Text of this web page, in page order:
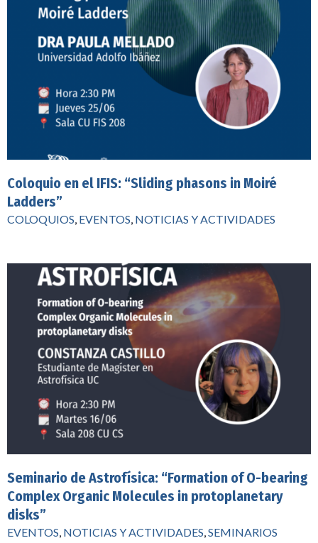
Coloquio en el IFIS: “Sliding phasons in Moiré
Ladders”
COLOQUIOS EVENTOS NOTICIAS Y ACTIVIDADES
Seminario de Astrofísica: “Formation of O-bearing
Complex Organic Molecules in protoplanetary
disks”
EVENTOS, NOTICIAS Y ACTIVIDADES,SEMINARIOS